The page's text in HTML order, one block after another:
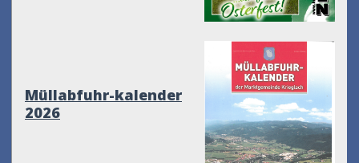
Müllabfuhr-kalender
2026